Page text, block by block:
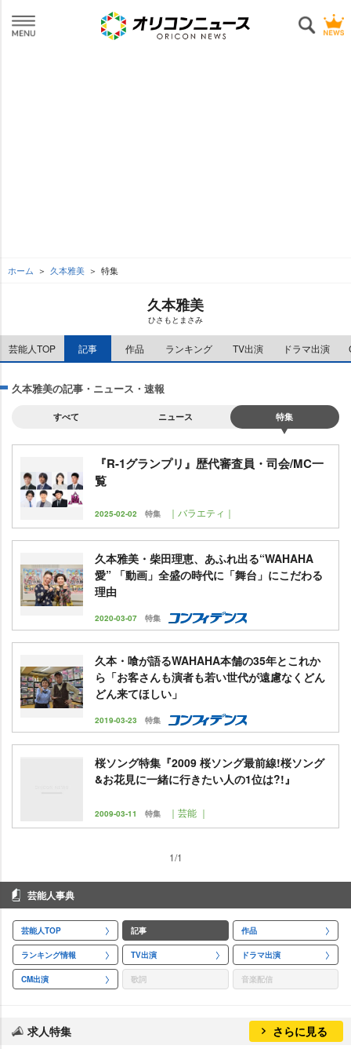
ホーム 久本雅美 特集
久本雅美
ひさもとまさみ
芸能人TOP 記事 作品 ランキング TV出演 ドラマ出演
久本雅美の記事・ニュース・速報
すべて ニュース 特集
『R-1グランプリ』歴代審査員・司会/MC一
覧
2025-02-02 特集 ｜バラエティ｜
久本雅美・柴田理恵、あふれ出る“WAHAHA
愛” 「動画」全盛の時代に「舞台」にこだわる
理由
2020-03-07 特集
久本・喰が語るWAHAHA本舗の35年とこれか
ら「お客さんも演者も若い世代が遠慮なくどん
どん来てほしい」
2019-03-23 特集
桜ソング特集『2009 桜ソング最前線!桜ソング
&お花見に一緒に行きたい人の1位は?!』
2009-03-11 特集 ｜芸能 ｜
1/1
芸能人事典
芸能人TOP 記事 作品
ランキング情報 TV出演 ドラマ出演
CM出演 歌詞 音楽配信
求人特集 さらに見る